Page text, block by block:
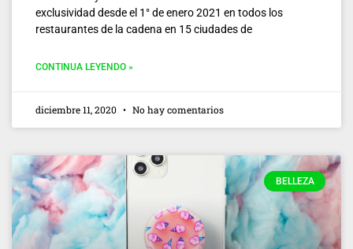
exclusividad desde el 1° de enero 2021 en todos los
restaurantes de la cadena en 15 ciudades de
CONTINUA LEYENDO »
diciembre 11, 2020 No hay comentarios
BELLEZA